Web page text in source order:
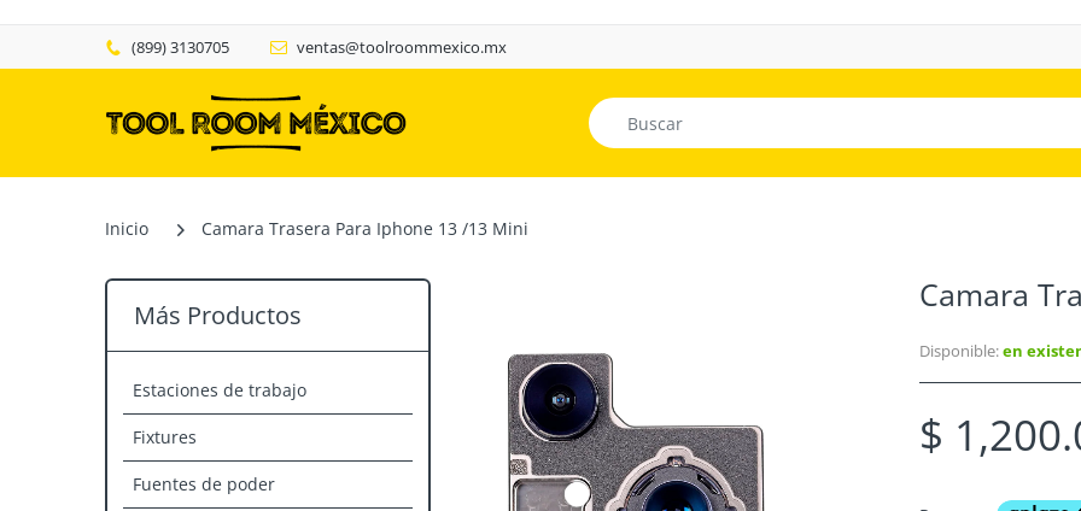
(899) 3130705 ventas@toolroommexico.mx
Inicio Camara Trasera Para Iphone 13 /13 Mini
Más Productos
Estaciones de trabajo
Fixtures
Fuentes de poder
Camara
Disponible:en
$